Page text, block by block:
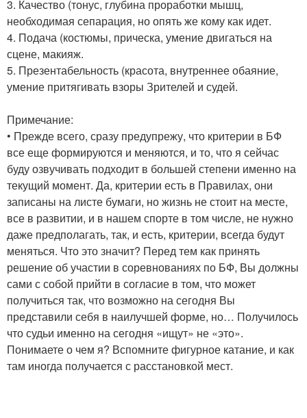
3. Качество (тонус, глубина проработки мышц,
необходимая сепарация, но опять же кому как идет.
4. Подача (костюмы, прическа, умение двигаться на
сцене, макияж.
5. Презентабельность (красота, внутреннее обаяние,
умение притягивать взоры Зрителей и судей.
Примечание:
• Прежде всего, сразу предупрежу, что критерии в БФ
все еще формируются и меняются, и то, что я сейчас
буду озвучивать подходит в большей степени именно на
текущий момент. Да, критерии есть в Правилах, они
записаны на листе бумаги, но жизнь не стоит на месте,
все в развитии, и в нашем спорте в том числе, не нужно
даже предполагать, так, и есть, критерии, всегда будут
меняться. Что это значит? Перед тем как принять
решение об участии в соревнованиях по БФ, Вы должны
сами с собой прийти в согласие в том, что может
получиться так, что возможно на сегодня Вы
представили себя в наилучшей форме, но… Получилось
что судьи именно на сегодня «ищут» не «это».
Понимаете о чем я? Вспомните фигурное катание, и как
там иногда получается с расстановкой мест.